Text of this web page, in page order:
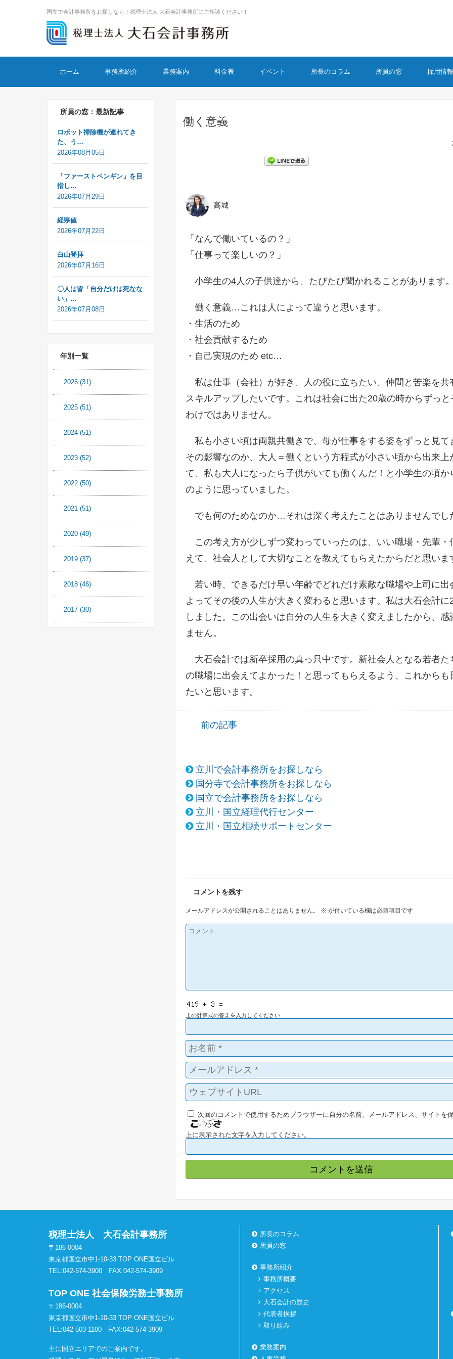
国立で会計事務所をお探しなら！税理士法人 大石会計事務所にご相談ください！
ホーム
事務所紹介 業務案内 料金表 イベント 所長のコラム 所員の窓 採用情報
働く意義
高城
「なんで働いているの？」
「仕事って楽しいの？」
小学生の4人の子供達から、たびたび聞かれることがあります
働く意義…これは人によって違うと思います。
・生活のため
・社会貢献するため
・自己実現のため etc…
私は仕事（会社）が好き、人の役に立ちたい、仲間と苦楽を共
スキルアップしたいです。これは社会に出た20歳の時からずっ
わけではありません。
私も小さい頃は両親共働きで、母が仕事をする姿をずっと見て
その影響なのか、大人＝働くという方程式が小さい頃から出来上
て、私も大人になったら子供がいても働くんだ！と小学生の頃か
のように思っていました。
でも何のためなのか…それは深く考えたことはありませんでし
この考え方が少しずつ変わっていったのは、いい職場・先輩・
えて、社会人として大切なことを教えてもらえたからだと思いま
若い時、できるだけ早い年齢でどれだけ素敵な職場や上司に出
よってその後の人生が大きく変わると思います。私は大石会計に
しました。この出会いは自分の人生を大きく変えましたから、感
ません。
大石会計では新卒採用の真っ只中です。新社会人となる若者た
の職場に出会えてよかった！と思ってもらえるよう、これからも
たいと思います。
前の記事
立川で会計事務所をお探しなら
国分寺で会計事務所をお探しなら
国立で会計事務所をお探しなら
立川・国立経理代行センター
立川・国立相続サポートセンター
コメントを残す
メールアドレスが公開されることはありません。 ※ が付いている欄は必須項目です
上の計算式の答えを入力してください
次回のコメントで使用するためブラウザーに自分の名前、メールアドレス、サイトを
上に表示された文字を入力してください。
所員の窓：最新記事
ロボット掃除機が連れてき
た、う…
2026年08月05日
「ファーストペンギン」を目
指し…
2026年07月29日
経県値
2026年07月22日
白山登拝
2026年07月16日
〇人は皆「自分だけは死なな
い」…
2026年07月08日
年別一覧
2026(31)
2025(51)
2024(51)
2023(52)
2022(50)
2021(51)
2020(49)
2019(37)
2018(46)
2017(30)
税理士法人 大石会計事務所
〒186-0004
東京都国立市中1-10-33 TOP ONE国立ビル
TEL:042-574-3900 FAX:042-574-3909
TOP ONE 社会保険労務士事務所
〒186-0004
東京都国立市中1-10-33 TOP ONE国立ビル
TEL:042-503-1100 FAX:042-574-3909
主に国立エリアでのご案内です。
所長のコラム
所員の窓
事務所紹介
事務所概要
アクセス
大石会計の歴史
代表者挨拶
取り組み
業務案内